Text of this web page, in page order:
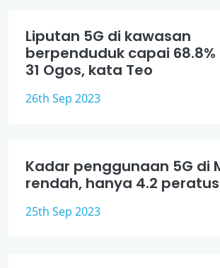
Liputan 5G di kawasan
berpenduduk capai
31 Ogos, kata Teo
26th Sep 2023
Kadar penggunaan 5G di
rendah, hanya 4.2 peratus
25th Sep 2023